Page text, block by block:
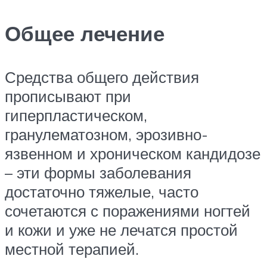
Общее лечение
Средства общего действия
прописывают при
гиперпластическом,
гранулематозном, эрозивно-
язвенном и хроническом кандидозе
– эти формы заболевания
достаточно тяжелые, часто
сочетаются с поражениями ногтей
и кожи и уже не лечатся простой
местной терапией.